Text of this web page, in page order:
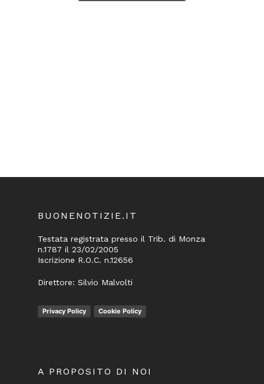
BUONENOTIZIE.IT
Testata registrata presso il Trib. di Monza
n.1787 il 23/02/2005
Iscrizione R.O.C. n.12656
Direttore: Silvio Malvolti
Privacy Policy Cookie Policy
A PROPOSITO DI NOI